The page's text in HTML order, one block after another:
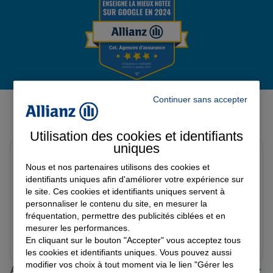
Garantie des accidents de la vie
Assurance scolaire
Protection juridique
Retraite
Tous nos devis d'assurance
Avis de l'agence Agence
PUTEAUX LA DEFENSE
Avis sur une période de 6 mois
Note de 5 sur 5
Le 19/06/2026 - Agence PUTEAUX LA DEFENSE
Service excellent et attentionné, au-delà de mes
attentes.
Prendre un RDV Voir l'agence
Continuer sans accepter
Utilisation des cookies et identifiants
uniques
Nous et nos partenaires utilisons des cookies et
identifiants uniques afin d'améliorer votre expérience sur
le site. Ces cookies et identifiants uniques servent à
personnaliser le contenu du site, en mesurer la
fréquentation, permettre des publicités ciblées et en
mesurer les performances.
En cliquant sur le bouton "Accepter" vous acceptez tous
les cookies et identifiants uniques. Vous pouvez aussi
modifier vos choix à tout moment via le lien "Gérer les